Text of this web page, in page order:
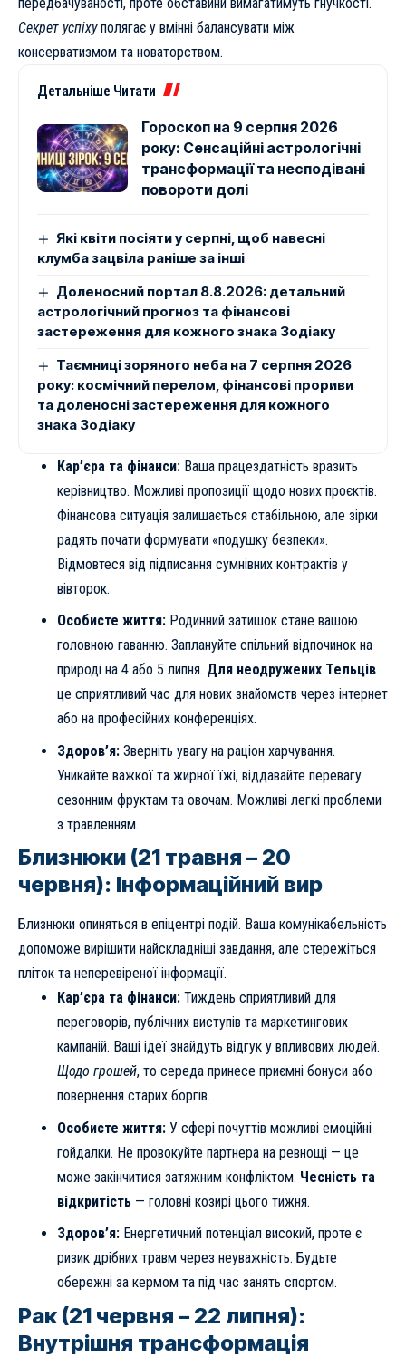
Секрет успіхуполягає у вмінні балансувати між
консерватизмом та новаторством.
Детальніше Читати
Гороскоп на 9 серпня 2026
року: Сенсаційні астрологічні
трансформації та несподівані
повороти долі
Які квіти посіяти у серпні, щоб навесні
клумба зацвіла раніше за інші
Доленосний портал 8.8.2026: детальний
астрологічний прогноз та фінансові
застереження для кожного знака Зодіаку
Таємниці зоряного неба на 7 серпня 2026
року: космічний перелом, фінансові прориви
та доленосні застереження для кожного
знака Зодіаку
Кар’єра та фінанси:Ваша працездатність вразить
керівництво. Можливі пропозиції щодо нових проєктів.
Фінансова ситуація залишається стабільною, але зірки
радять почати формувати «подушку безпеки».
Відмовтеся від підписання сумнівних контрактів у
вівторок.
Особисте життя:Родинний затишок стане вашою
головною гаванню. Заплануйте спільний відпочинок на
природі на 4 або 5 липня. Для неодружених Тельців
це сприятливий час для нових знайомств через інтернет
або на професійних конференціях.
Здоров’я:Зверніть увагу на раціон харчування.
Уникайте важкої та жирної їжі, віддавайте перевагу
сезонним фруктам та овочам. Можливі легкі проблеми
з травленням.
Близнюки (21 травня – 20
червня): Інформаційний вир
Близнюки опиняться в епіцентрі подій. Ваша комунікабельність
допоможе вирішити найскладніші завдання, але стережіться
пліток та неперевіреної інформації.
Кар’єра та фінанси:Тиждень сприятливий для
переговорів, публічних виступів та маркетингових
кампаній. Ваші ідеї знайдуть відгук у впливових людей.
Щодо грошей, то середа принесе приємні бонуси або
повернення старих боргів.
Особисте життя:У сфері почуттів можливі емоційні
гойдалки. Не провокуйте партнера на ревнощі — це
може закінчитися затяжним конфліктом. Чесність та
відкритість— головні козирі цього тижня.
Здоров’я:Енергетичний потенціал високий, проте є
ризик дрібних травм через неуважність. Будьте
обережні за кермом та під час занять спортом.
Рак (21 червня – 22 липня):
Внутрішня трансформація